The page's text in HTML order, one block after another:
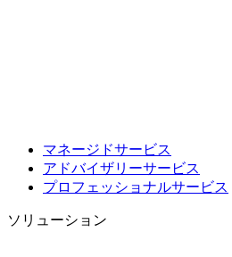
マネージドサービス
アドバイザリーサービス
プロフェッショナルサービス
ソリューション